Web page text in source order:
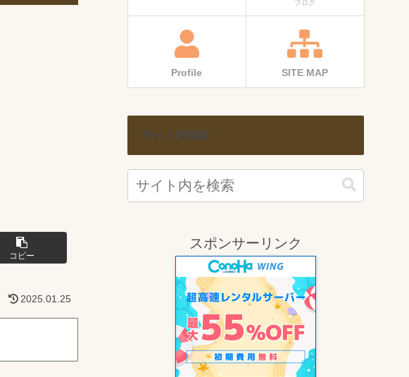
コピー
2025.01.25
ブログ
Profile SITE MAP
サイト内検索
スポンサーリンク